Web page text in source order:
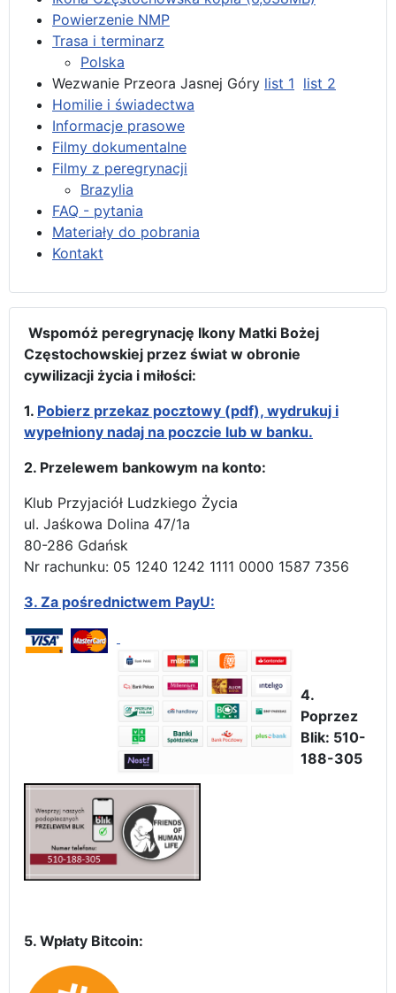
Powierzenie NMP
Trasa i terminarz
Polska
Wezwanie Przeora Jasnej Góry list 1 list 2
Homilie i świadectwa
Informacje prasowe
Filmy dokumentalne
Filmy z peregrynacji
Brazylia
FAQ - pytania
Materiały do pobrania
Kontakt
Wspomóż peregrynację Ikony Matki Bożej
Częstochowskiej przez świat w obronie
cywilizacji życia i miłości:
1. Pobierz przekaz pocztowy (pdf), wydrukuj i
wypełniony nadaj na poczcie lub w banku.
2. Przelewem bankowym na konto:
Klub Przyjaciół Ludzkiego Życia
ul. Jaśkowa Dolina 47/1a
80-286 Gdańsk
Nr rachunku: 05 1240 1242 1111 0000 1587 7356
3. Za pośrednictwem PayU:
4.
Poprzez
Blik: 510-
188-305
5. Wpłaty Bitcoin: